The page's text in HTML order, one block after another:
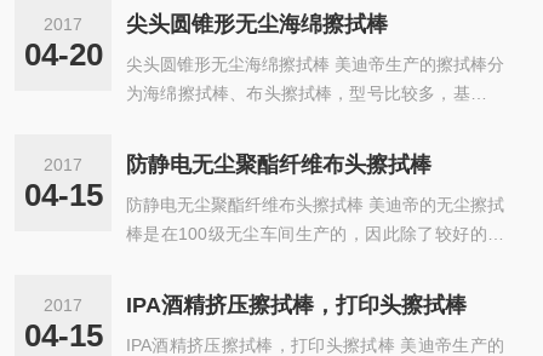
擦拭棒，他们会在使用的时候用体···
2017
04-20
尖头圆锥形无尘海绵擦拭棒
尖头圆锥形无尘海绵擦拭棒 美迪帝生产的擦拭棒分
为海绵擦拭棒、布头擦拭棒，型号比较多，基本上
要特殊开发的擦拭棒，我们也会在···
2017
04-15
防静电无尘聚酯纤维布头擦拭棒
防静电无尘聚酯纤维布头擦拭棒 美迪帝的无尘擦拭
棒是在100级无尘车间生产的，因此除了较好的无
要求进行生产。 如果是需要防静电棉···
2017
04-15
IPA酒精挤压擦拭棒，打印头擦拭棒
IPA酒精挤压擦拭棒，打印头擦拭棒 美迪帝生产的